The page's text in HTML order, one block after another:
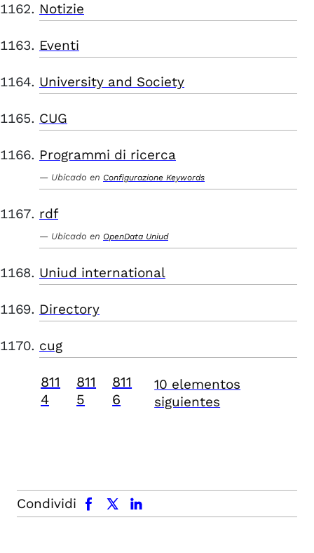
Notizie
Eventi
University and Society
CUG
Programmi di ricerca
Ubicado en Configurazione Keywords
rdf
Ubicado en OpenData Uniud
Uniud international
Directory
cug
811
4
811
5
811
6
10 elementos
siguientes
Condividi
facebook x.com linkedin